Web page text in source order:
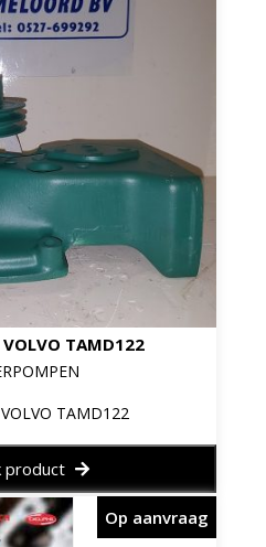
VOLVO TAMD122
TAMD122
product
Op aanvraag